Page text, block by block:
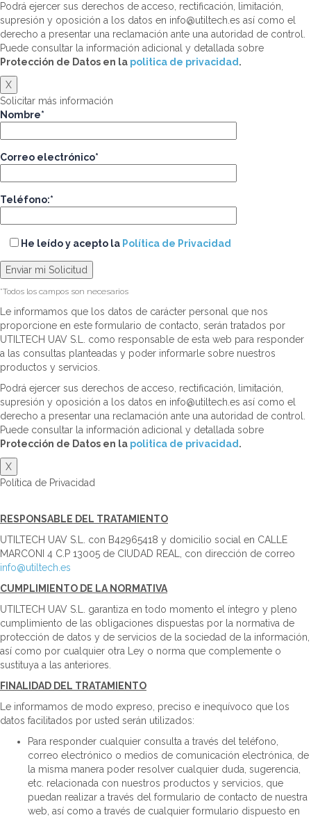
Podrá ejercer sus derechos de acceso, rectificación, limitación,
supresión y oposición a los datos en info@utiltech.es así como el
derecho a presentar una reclamación ante una autoridad de control.
Puede consultar la información adicional y detallada sobre
Protección de Datos en la politica de privacidad .
X
Solicitar más información
Nombre*
Correo electrónico*
Teléfono:*
He leído y acepto la Política de Privacidad
*Todos los campos son necesarios
Le informamos que los datos de carácter personal que nos
proporcione en este formulario de contacto, serán tratados por
UTILTECH UAV S.L. como responsable de esta web para responder
a las consultas planteadas y poder informarle sobre nuestros
productos y servicios.
Podrá ejercer sus derechos de acceso, rectificación, limitación,
supresión y oposición a los datos en info@utiltech.es así como el
derecho a presentar una reclamación ante una autoridad de control.
Puede consultar la información adicional y detallada sobre
Protección de Datos en la politica de privacidad .
X
Política de Privacidad
RESPONSABLE DEL TRATAMIENTO
UTILTECH UAV S.L. con B42965418 y domicilio social en CALLE
MARCONI 4 C.P 13005 de CIUDAD REAL, con dirección de correo
info@utiltech.es
CUMPLIMIENTO DE LA NORMATIVA
UTILTECH UAV S.L. garantiza en todo momento el íntegro y pleno
cumplimiento de las obligaciones dispuestas por la normativa de
protección de datos y de servicios de la sociedad de la información,
así como por cualquier otra Ley o norma que complemente o
sustituya a las anteriores.
FINALIDAD DEL TRATAMIENTO
Le informamos de modo expreso, preciso e inequívoco que los
datos facilitados por usted serán utilizados:
Para responder cualquier consulta a través del teléfono,
correo electrónico o medios de comunicación electrónica, de
la misma manera poder resolver cualquier duda, sugerencia,
etc. relacionada con nuestros productos y servicios, que
puedan realizar a través del formulario de contacto de nuestra
web, así como a través de cualquier formulario dispuesto en